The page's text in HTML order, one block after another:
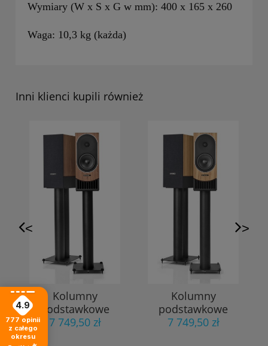
Wymiary (W x S x G w mm): 400 x 165 x 260
Waga: 10,3 kg (każda)
Inni klienci kupili również
<
Kolumny
podstawkowe
PMC Prophecy 1
7 749,50 zł
Kolumny
podstawkowe
PMC Prophecy 1
7 749,50 zł
>
4.9
777 opinii
z całego
okresu